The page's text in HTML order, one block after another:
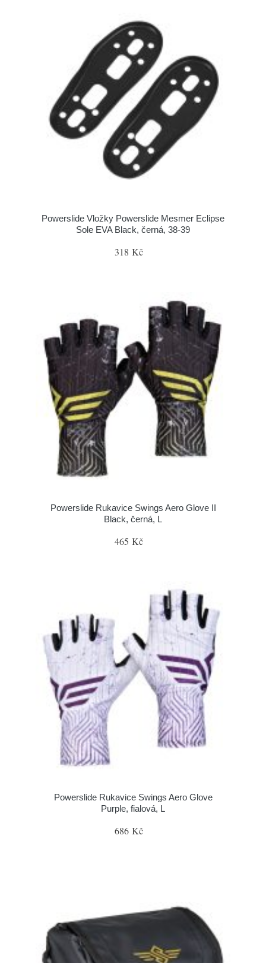
Powerslide Vložky Powerslide Mesmer Eclipse
Sole EVA Black, černá, 38-39
318 Kč
Powerslide Rukavice Swings Aero Glove II
Black, černá, L
465 Kč
Powerslide Rukavice Swings Aero Glove
Purple, fialová, L
686 Kč